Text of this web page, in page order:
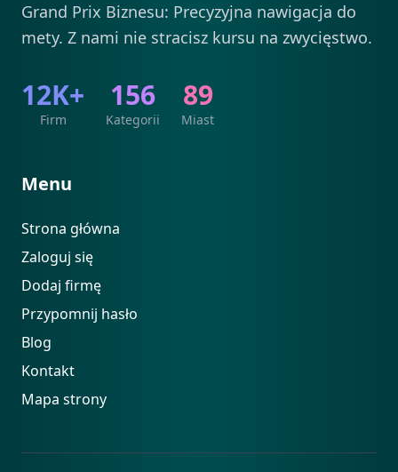
Grand Prix Biznesu: Precyzyjna nawigacja do
mety. Z nami nie stracisz kursu na zwycięstwo.
12K+
Firm
156
Kategorii
89
Miast
Menu
Strona główna
Zaloguj się
Dodaj firmę
Przypomnij hasło
Blog
Kontakt
Mapa strony